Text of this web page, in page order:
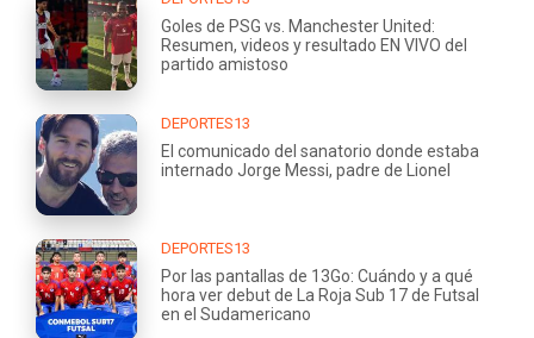
Goles de PSG vs. Manchester United:
Resumen, videos y resultado EN VIVO del
partido amistoso
DEPORTES13
El comunicado del sanatorio donde estaba
internado Jorge Messi, padre de Lionel
DEPORTES13
Por las pantallas de 13Go: Cuándo y a qué
hora ver debut de La Roja Sub 17 de Futsal
en el Sudamericano